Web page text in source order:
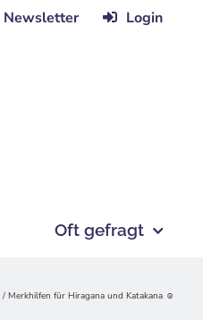
Newsletter Login
Oft gefragt
Merkhilfen für Hiragana und Katakana ☺